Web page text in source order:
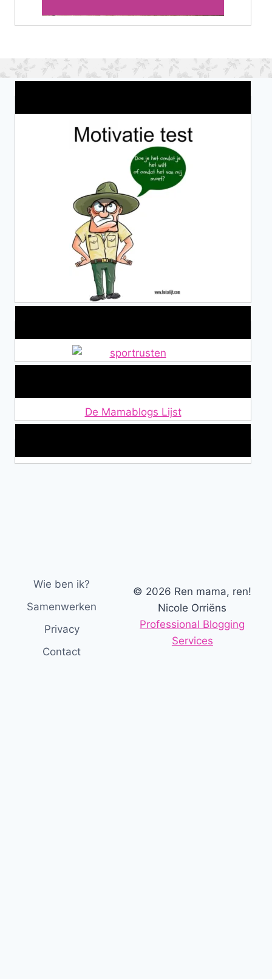
De Mamablogs Lijst
Wie ben ik?
Samenwerken
Privacy
Contact
© 2026 Ren mama, ren!
Nicole Orriëns
Professional Blogging
Services